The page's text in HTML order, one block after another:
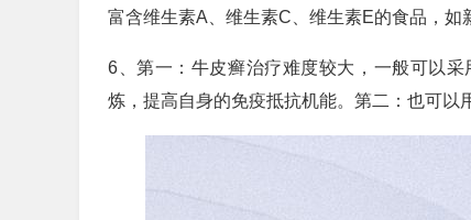
富含维生素A、维生素C、维生素E的食品，如
6、第一：牛皮癣治疗难度较大，一般可以
炼，提高自身的免疫抵抗机能。第二：也可以